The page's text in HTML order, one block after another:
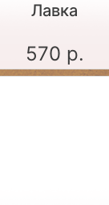
Лавка
570 р.